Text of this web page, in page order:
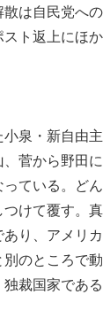
は自民党へ
ト返上にほか
泉・新自由
菅から野田
ている。ど
けて覆す。
り、アメリ
のところで
裁国家であ